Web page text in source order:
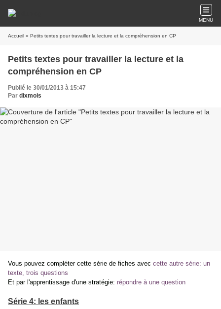
MENU
Accueil » Petits textes pour travailler la lecture et la compréhension en CP
Petits textes pour travailler la lecture et la
compréhension en CP
Publié le 30/01/2013 à 15:47
Par dixmois
Vous pouvez compléter cette série de fiches avec cette autre série: un
texte, trois questions
Et par l'apprentissage d'une stratégie: répondre à une question
Série 4: les enfants